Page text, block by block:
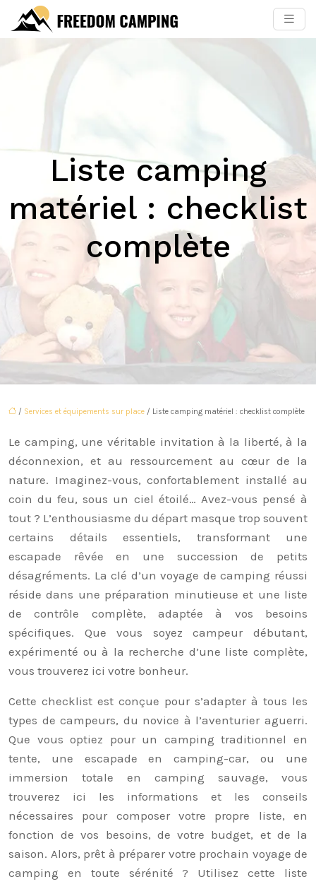
Liste camping
matériel : checklist
complète
/ Services et équipements sur place / Liste camping matériel : checklist complète
Le camping, une véritable invitation à la liberté, à la
déconnexion, et au ressourcement au cœur de la
nature. Imaginez-vous, confortablement installé au
coin du feu, sous un ciel étoilé… Avez-vous pensé à
tout ? L’enthousiasme du départ masque trop souvent
certains détails essentiels, transformant une
escapade rêvée en une succession de petits
désagréments. La clé d’un voyage de camping réussi
réside dans une préparation minutieuse et une liste
de contrôle complète, adaptée à vos besoins
spécifiques. Que vous soyez campeur débutant,
expérimenté ou à la recherche d’une liste complète,
vous trouverez ici votre bonheur.
Cette checklist est conçue pour s’adapter à tous les
types de campeurs, du novice à l’aventurier aguerri.
Que vous optiez pour un camping traditionnel en
tente, une escapade en camping-car, ou une
immersion totale en camping sauvage, vous
trouverez ici les informations et les conseils
nécessaires pour composer votre propre liste, en
fonction de vos besoins, de votre budget, et de la
saison. Alors, prêt à préparer votre prochain voyage de
camping en toute sérénité ? Utilisez cette liste